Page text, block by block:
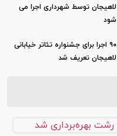
لاهیجان توسط شهرداری اجرا می
شود
۹۰ اجرا برای جشنواره تئاتر خیابانی
لاهیجان تعریف شد